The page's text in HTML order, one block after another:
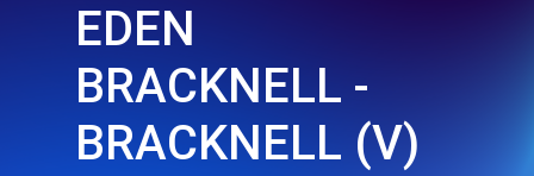
EDEN
BRACKNELL -
BRACKNELL (V)